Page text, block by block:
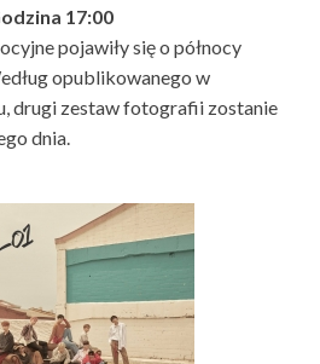
17:00
pojawiły się o północy
opublikowanego w
drugi zestaw fotografii zostanie
dnia.